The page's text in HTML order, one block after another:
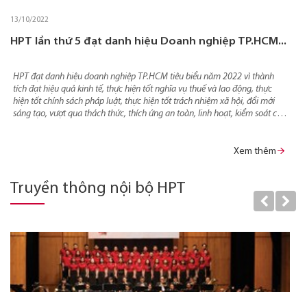
13/10/2022
HPT lần thứ 5 đạt danh hiệu Doanh nghiệp TP.HCM...
HPT đạt danh hiệu doanh nghiệp TP.HCM tiêu biểu năm 2022 vì thành
tích đạt hiệu quả kinh tế, thực hiện tốt nghĩa vụ thuế và lao động, thực
hiện tốt chính sách pháp luật, thực hiện tốt trách nhiệm xã hội, đổi mới
sáng tạo, vượt qua thách thức, thích ứng an toàn, linh hoạt, kiểm soát có
Xem thêm
Truyền thông nội bộ HPT